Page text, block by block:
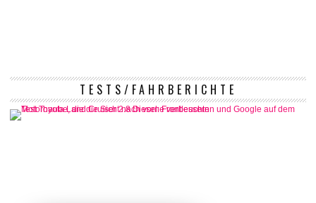
TESTS/FAHRBERICHTE